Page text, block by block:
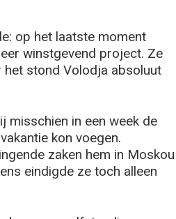
op het laatste moment
winstgevend project. Ze
het stond Volodja absoluut
misschien in een week de
kon voegen.
zaken hem in Moskou
eindigde ze toch alleen